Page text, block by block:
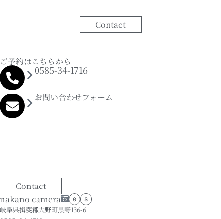
Contact
0585-34-1716
ご予約はこちらから
お問い合わせフォーム
Contact
nakano camera
e s
岐阜県揖斐郡大野町黒野136-6